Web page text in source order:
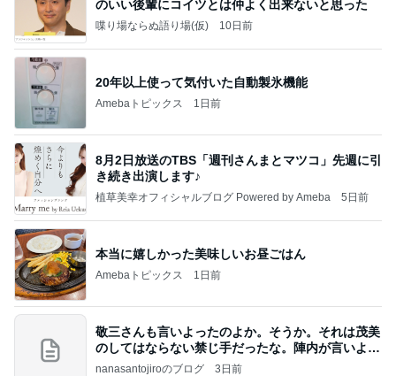
のいい後輩にコイツとは仲よく出来ないと思った
喋り場ならぬ語り場(仮) 10日前
20年以上使って気付いた自動製氷機能
Amebaトピックス 1日前
8月2日放送のTBS「週刊さんまとマツコ」先週に引
き続き出演します♪
植草美幸オフィシャルブログ Powered by Ameba 5日前
本当に嬉しかった美味しいお昼ごはん
Amebaトピックス 1日前
敬三さんも言いよったのよか。そうか。それは茂美
のしてはならない禁じ手だったな。陣内が言いよる
のよ
nanasantojiroのブログ 3日前